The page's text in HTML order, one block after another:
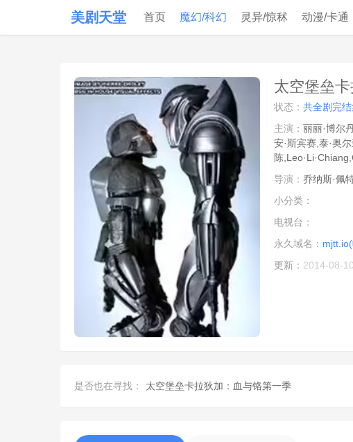
美剧天堂 首页 魔幻/科幻 灵异/惊秫 动漫/卡通
太空堡垒
状态： 共全剧完
主演： 丽丽·博尔
安·斯宾赛,泰·奥
陈
导演： 乔纳斯·佩
小分类：
电视台：
永久域名：
更新： 2014-08-
是否也在寻找： 太空堡垒卡拉狄加：血与铬第一季